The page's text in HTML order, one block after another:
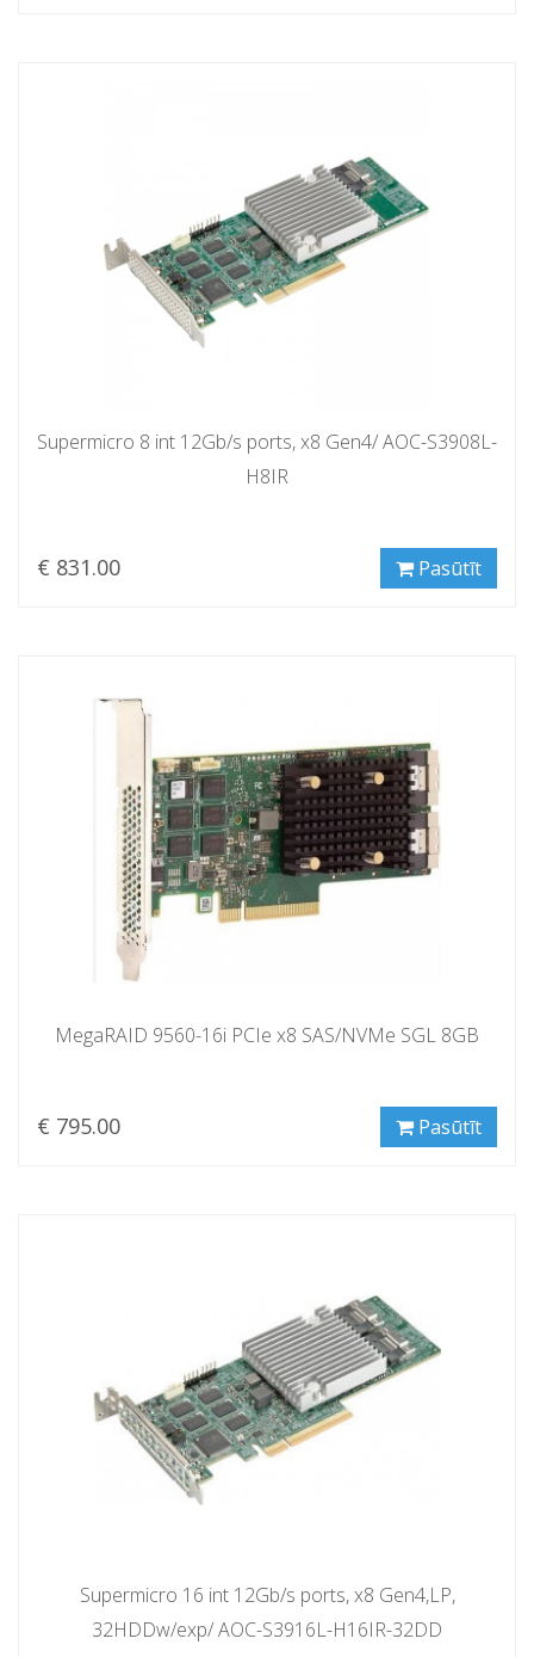
Supermicro 8 int 12Gb/s ports, x8 Gen4/ AOC-S3908L-
H8IR
€ 831.00 Pasūtīt
MegaRAID 9560-16i PCIe x8 SAS/NVMe SGL 8GB
€ 795.00 Pasūtīt
Supermicro 16 int 12Gb/s ports, x8 Gen4,LP,
32HDDw/exp/ AOC-S3916L-H16IR-32DD